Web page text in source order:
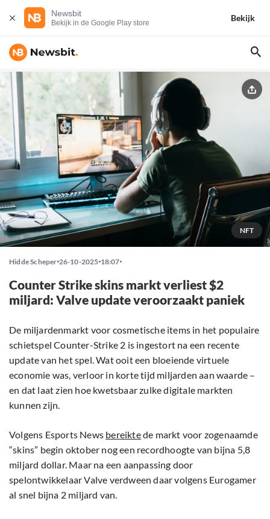
Newsbit
Bekijk in de Google Play store
Bekijk
NFT
Hidde Scheper 26-10-2025 18:07
Counter Strike skins markt verliest $2
miljard: Valve update veroorzaakt paniek
De miljardenmarkt voor cosmetische items in het populaire
schietspel Counter-Strike 2 is ingestort na een recente
update van het spel. Wat ooit een bloeiende virtuele
economie was, verloor in korte tijd miljarden aan waarde –
en dat laat zien hoe kwetsbaar zulke digitale markten
kunnen zijn.
Volgens Esports News bereiktede markt voor zogenaamde
“skins” begin oktober nog een recordhoogte van bijna 5,8
miljard dollar. Maar na een aanpassing door
spelontwikkelaar Valve verdween daar volgens Eurogamer
al snel bijna 2 miljard van.